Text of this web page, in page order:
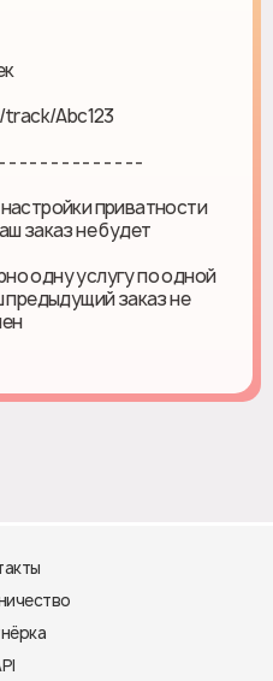
Abc123
- - - - - - - - - - - - -
приватности
заказ не будет
одну услугу по одной
предыдущий заказ не